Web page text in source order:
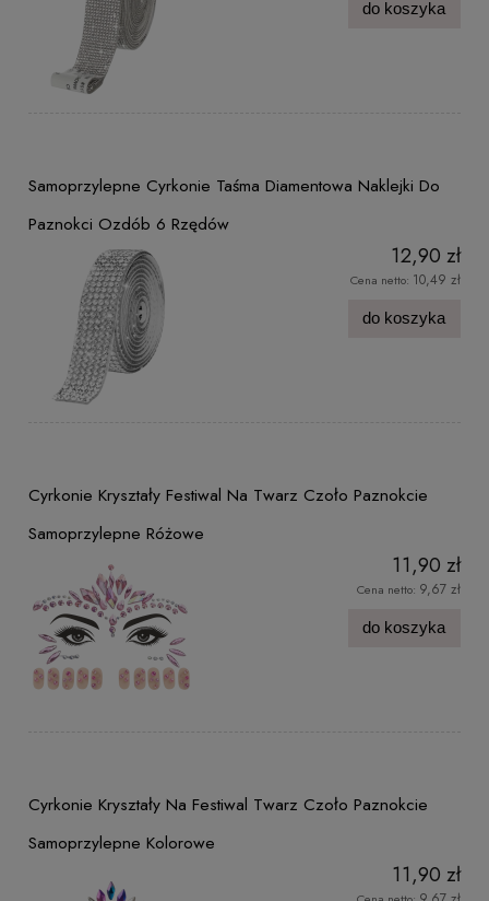
do koszyka
Samoprzylepne Cyrkonie Taśma Diamentowa Naklejki Do
Paznokci Ozdób 6 Rzędów
12,90 zł
Cena netto: 10,49 zł
do koszyka
Cyrkonie Kryształy Festiwal Na Twarz Czoło Paznokcie
Samoprzylepne Różowe
11,90 zł
Cena netto: 9,67 zł
do koszyka
Cyrkonie Kryształy Na Festiwal Twarz Czoło Paznokcie
Samoprzylepne Kolorowe
11,90 zł